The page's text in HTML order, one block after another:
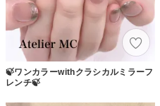
🍃ワンカラーwithクラシカルミラーフ
レンチ🍃